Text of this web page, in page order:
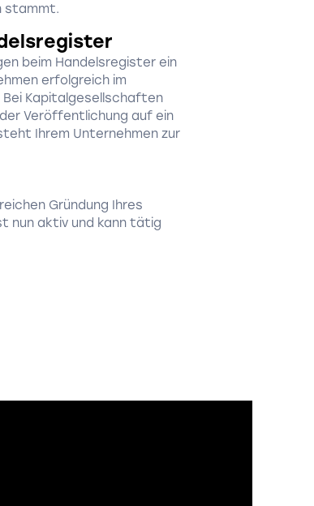
stammt.
beim Handelsregister ein
erfolgreich im
Kapitalgesellschaften
Veröffentlichung auf ein
Ihrem Unternehmen zur
Gründung Ihres
nun aktiv und kann tätig